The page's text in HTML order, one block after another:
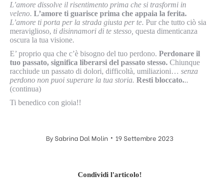
L’amore dissolve il risentimento prima che si trasformi in
veleno. L’amore ti guarisce prima che appaia la ferita.
L’amore ti porta per la strada giusta per te. Pur che tutto ciò sia
meraviglioso, ti disinnamori di te stesso, questa dimenticanza
oscura la tua visione.
E’ proprio qua che c’è bisogno del tuo perdono. Perdonare il
tuo passato, significa liberarsi del passato stesso. Chiunque
racchiude un passato di dolori, difficoltà, umiliazioni… senza
perdono non puoi superare la tua storia. Resti bloccato...
(continua)
Ti benedico con gioia!!
BySabrina Dal Molin 19 Settembre 2023
Condividi l'articolo!